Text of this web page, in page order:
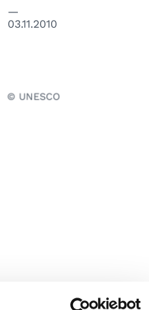
03.11.2010
© UNESCO